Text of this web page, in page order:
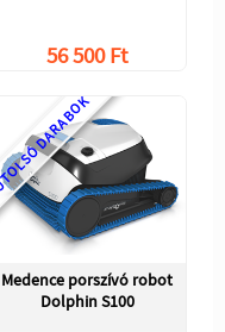
56 500 Ft
UTOLSÓ DARABOK
Medence porszívó robot
Dolphin S100